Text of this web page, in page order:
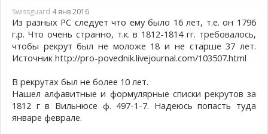
Swissguard 4 янв 2016
Из разных РС следует что ему было 16 лет, т.е. он 1796
г.р. Что очень странно, т.к. в 1812-1814 гг. требовалось,
чтобы рекрут был не моложе 18 и не старше 37 лет.
Источник http://pro-povednik.livejournal.com/103507.html
В рекрутах был не более 10 лет.
Нашел алфавитные и формулярные списки рекрутов за
1812 г в Вильнюсе ф. 497-1-7. Надеюсь попасть туда
январе феврале.